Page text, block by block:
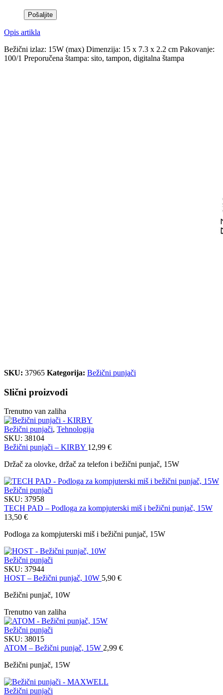
Opis artikla
Bežični izlaz: 15W (max) Dimenzija: 15 x 7.3 x 2.2 cm Pakovanje:
100/1 Preporučena štampa: sito, tampon, digitalna štampa
SKU: 37965 Kategorija: Bežični punjači
Slični proizvodi
Trenutno van zaliha
Bežični punjači, Tehnologija
SKU: 38104
Bežični punjači – KIRBY 12,99 €
Držač za olovke, držač za telefon i bežični punjač, 15W
Bežični punjači
SKU: 37958
TECH PAD – Podloga za kompjuterski miš i bežični punjač, 15W
13,50 €
Podloga za kompjuterski miš i bežični punjač, 15W
Bežični punjači
SKU: 37944
HOST – Bežični punjač, 10W 5,90 €
Bežični punjač, 10W
Trenutno van zaliha
Bežični punjači
SKU: 38015
ATOM – Bežični punjač, 15W 2,99 €
Bežični punjač, 15W
Bežični punjači